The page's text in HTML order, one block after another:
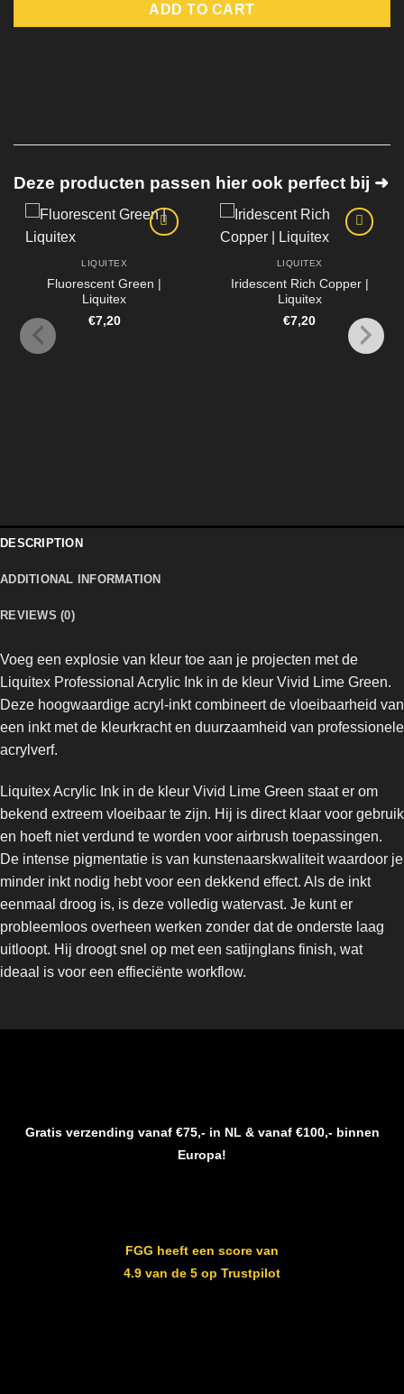
ADD TO CART
Deze producten passen hier ook perfect bij ➜
LIQUITEX
Fluorescent Green |
Liquitex
€7,20
LIQUITEX
Iridescent Rich Copper |
Liquitex
€7,20
DESCRIPTION
ADDITIONAL INFORMATION
REVIEWS (0)
Voeg een explosie van kleur toe aan je projecten met de
Liquitex Professional Acrylic Ink in de kleur Vivid Lime Green.
Deze hoogwaardige acryl-inkt combineert de vloeibaarheid van
een inkt met de kleurkracht en duurzaamheid van professionele
acrylverf.
Liquitex Acrylic Ink in de kleur Vivid Lime Green staat er om
bekend extreem vloeibaar te zijn. Hij is direct klaar voor gebruik
en hoeft niet verdund te worden voor airbrush toepassingen.
De intense pigmentatie is van kunstenaarskwaliteit waardoor je
minder inkt nodig hebt voor een dekkend effect. Als de inkt
eenmaal droog is, is deze volledig watervast. Je kunt er
probleemloos overheen werken zonder dat de onderste laag
uitloopt. Hij droogt snel op met een satijnglans finish, wat
ideaal is voor een effieciënte workflow.
Gratis verzending vanaf €75,- in NL & vanaf €100,- binnen
Europa!
FGG heeft een score van
4.9 van de 5 op Trustpilot